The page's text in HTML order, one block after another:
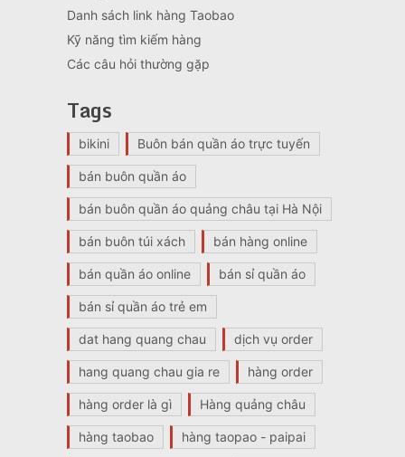
Danh sách link hàng Taobao
Kỹ năng tìm kiếm hàng
Các câu hỏi thường gặp
Tags
bikini Buôn bán quần áo trực tuyến
bán buôn quần áo
bán buôn quần áo quảng châu tại Hà Nội
bán buôn túi xách bán hàng online
bán quần áo online bán sỉ quần áo
bán sỉ quần áo trẻ em
dat hang quang chau dịch vụ order
hang quang chau gia re hàng order
hàng order là gì Hàng quảng châu
hàng taobao hàng taopao - paipai